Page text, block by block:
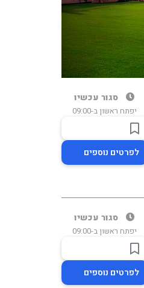
סגור עכשיו
יפתח ראשון ב-09:00
לפרטים נוספים
סגור עכשיו
יפתח ראשון ב-09:00
לפרטים נוספים